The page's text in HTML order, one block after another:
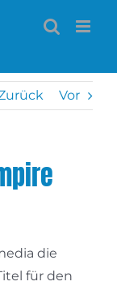
Vor
die
für den